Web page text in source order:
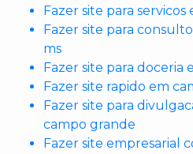
Fazer site para
Fazer site para
ms
Fazer site para doceria
Fazer site rapido em
Fazer site para
campo grande
Fazer site empresarial